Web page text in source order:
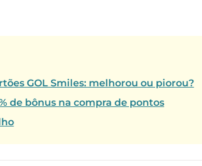
GOL Smiles: melhorou ou piorou?
de bônus na compra de pontos